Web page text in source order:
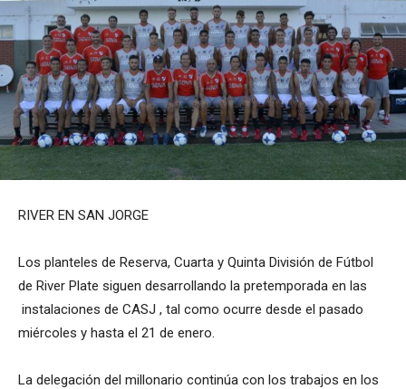
RIVER EN SAN JORGE
Los planteles de Reserva, Cuarta y Quinta División de Fútbol
de River Plate siguen desarrollando la pretemporada en las
instalaciones de CASJ , tal como ocurre desde el pasado
miércoles y hasta el 21 de enero.
La delegación del millonario continúa con los trabajos en los